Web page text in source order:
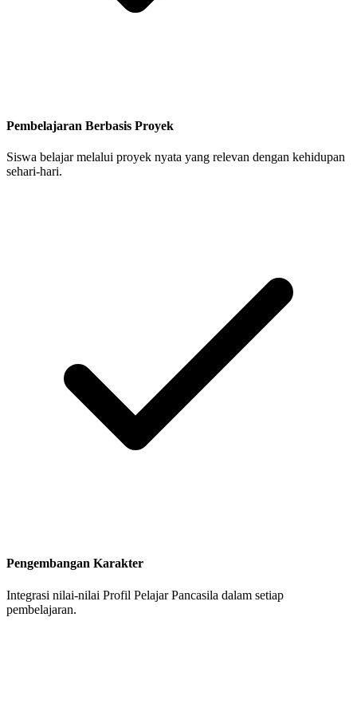
Pembelajaran Berbasis Proyek
Siswa belajar melalui proyek nyata yang relevan dengan kehidupan
sehari-hari.
Pengembangan Karakter
Integrasi nilai-nilai Profil Pelajar Pancasila dalam setiap
pembelajaran.